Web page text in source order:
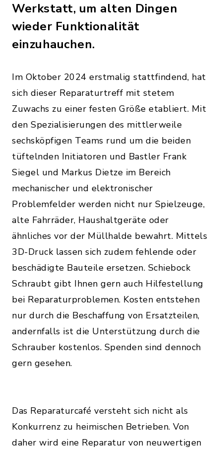
Werkstatt, um alten Dingen
wieder Funktionalität
einzuhauchen.
Im Oktober 2024 erstmalig stattfindend, hat
sich dieser Reparaturtreff mit stetem
Zuwachs zu einer festen Größe etabliert. Mit
den Spezialisierungen des mittlerweile
sechsköpfigen Teams rund um die beiden
tüftelnden Initiatoren und Bastler Frank
Siegel und Markus Dietze im Bereich
mechanischer und elektronischer
Problemfelder werden nicht nur Spielzeuge,
alte Fahrräder, Haushaltgeräte oder
ähnliches vor der Müllhalde bewahrt. Mittels
3D-Druck lassen sich zudem fehlende oder
beschädigte Bauteile ersetzen. Schiebock
Schraubt gibt Ihnen gern auch Hilfestellung
bei Reparaturproblemen. Kosten entstehen
nur durch die Beschaffung von Ersatzteilen,
andernfalls ist die Unterstützung durch die
Schrauber kostenlos. Spenden sind dennoch
gern gesehen.
Das Reparaturcafé versteht sich nicht als
Konkurrenz zu heimischen Betrieben. Von
daher wird eine Reparatur von neuwertigen